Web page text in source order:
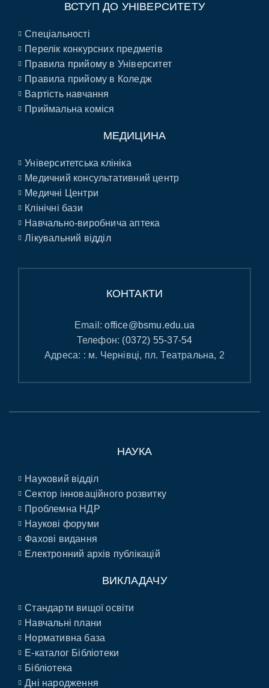
ВСТУП ДО УНІВЕРСИТЕТУ
Спеціальності
Перелік конкурсних предметів
Правила прийому в Університет
Правила прийому в Коледж
Вартість навчання
Приймальна коміся
МЕДИЦИНА
Університетська клініка
Медичний консультативний центр
Медичні Центри
Клінічні бази
Навчально-виробнича аптека
Лікувальний відділ
КОНТАКТИ
Email:office@bsmu.edu.ua
Телефон: (0372) 55-37-54
Адреса: : м. Чернівці, пл. Театральна, 2
НАУКА
Науковий відділ
Сектор інноваційного розвитку
Проблемна НДР
Наукові форуми
Фахові видання
Електронний архів публікацій
ВИКЛАДАЧУ
Стандарти вищої освіти
Навчальні плани
Нормативна база
E-каталог Бібліотеки
Бібліотека
Дні народження